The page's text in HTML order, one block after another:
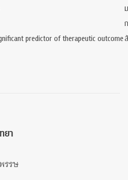
predictor of therapeutic outcome
ยา
รรษ